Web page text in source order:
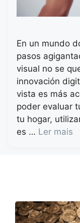
En un mundo
pasos
visual no se
innovación
vista es más
poder evaluar
tu hogar,
es … Ler mais